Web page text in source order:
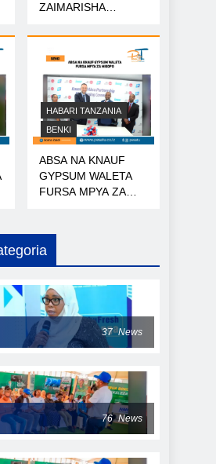
ZAIMARISHA
NISHATI
HABARI TANZANIA
BENKI
ABSA NA KNAUF
GYPSUM WALETA
FURSA MPYA ZA
37 News
76 News